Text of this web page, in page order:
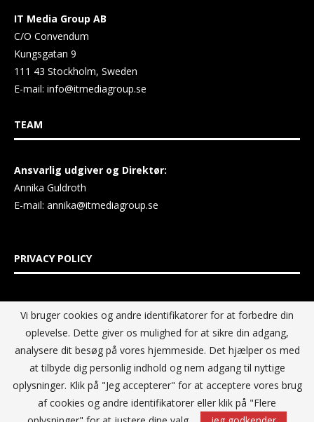
IT Media Group AB
C/O Convendum
Kungsgatan 9
111 43 Stockholm, Sweden
E-mail: info@itmediagroup.se
TEAM
Ansvarlig udgiver og Direktør:
Annika Guldroth
E-mail: annika@itmediagroup.se
PRIVACY POLICY
IT MEDIA GROUP Data Privacy Policy
Vi bruger cookies og andre identifikatorer for at forbedre din
oplevelse. Dette giver os mulighed for at sikre din adgang,
analysere dit besøg på vores hjemmeside. Det hjælper os med
at tilbyde dig personlig indhold og nem adgang til nyttige
oplysninger. Klik på "Jeg accepterer" for at acceptere vores brug
af cookies og andre identifikatorer eller klik på "Flere